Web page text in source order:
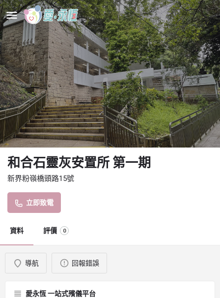
和合石靈灰安置所 第一期
新界粉嶺橋頭路15號
立即致電
資料 評價 0
導航 回報錯誤
愛永恆 一站式殯儀平台